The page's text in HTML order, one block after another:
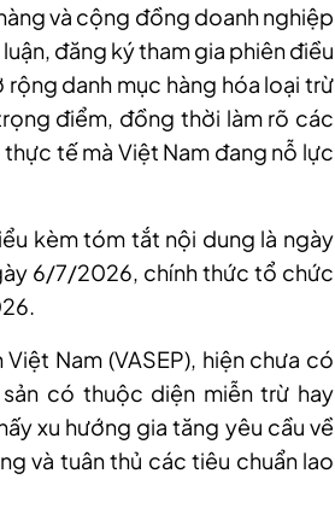
và cộng đồng doanh nghiệp
đăng ký tham gia phiên điều
danh mục hàng hóa loại trừ
điểm, đồng thời làm rõ các
tế mà Việt Nam đang nỗ lực
kèm tóm tắt nội dung là ngày
6/7/2026, chính thức tổ chức
Nam (VASEP), hiện chưa có
có thuộc diện miễn trừ hay
xu hướng gia tăng yêu cầu về
và tuân thủ các tiêu chuẩn lao